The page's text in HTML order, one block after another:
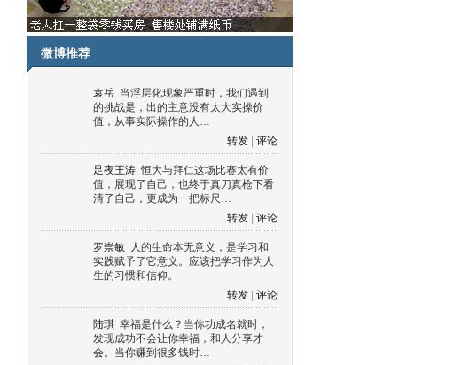
微博推荐
袁岳 当浮层化现象严重时，我们遇到
的挑战是，出的主意没有太大实操价
值，从事实际操作的人…
转发
评论
足夜王涛 恒大与拜仁这场比赛太有价
值，展现了自己，也终于真刀真枪下看
清了自己，更成为一把标尺…
转发
评论
罗崇敏 人的生命本无意义，是学习和
实践赋予了它意义。应该把学习作为人
生的习惯和信仰。
转发
评论
陆琪 幸福是什么？当你功成名就时，
发现成功不会让你幸福，和人分享才
会。当你赚到很多钱时…